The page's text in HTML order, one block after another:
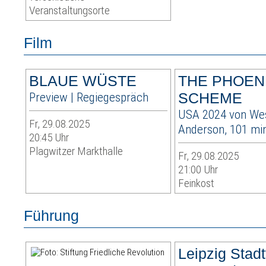
Veranstaltungsorte
Film
BLAUE WÜSTE
Preview | Regiegespräch
Fr, 29.08.2025
20:45 Uhr
Plagwitzer Markthalle
THE
SCHEME
USA 2024 von
Anderson, 101
Fr, 29.08.2025
21:00 Uhr
Feinkost
Führung
Leipzig